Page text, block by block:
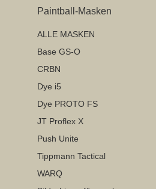
Paintball-Masken
ALLE MASKEN
Base GS-O
CRBN
Dye i5
Dye PROTO FS
JT Proflex X
Push Unite
Tippmann Tactical
WARQ